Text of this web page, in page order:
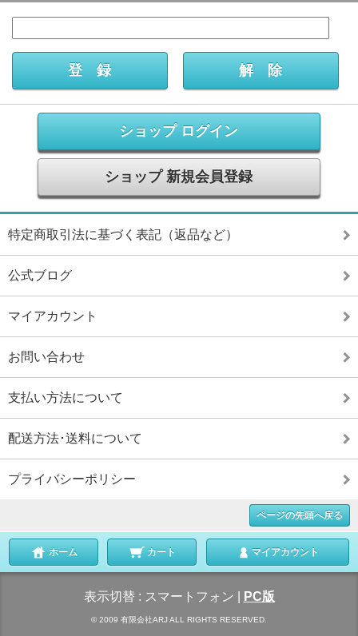
ショップ ログイン
ショップ 新規会員登録
特定商取引法に基づく表記（返品など）
公式ブログ
マイアカウント
お問い合わせ
支払い方法について
配送方法･送料について
プライバシーポリシー
ページの先頭へ戻る
ホーム カート マイアカウント
表示切替 : スマートフォン PC版
© 2009 有限会社ARJ ALL RIGHTS RESERVED.